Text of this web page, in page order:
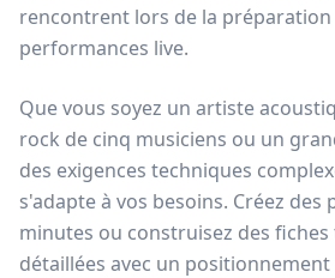
rencontrent lors de la préparation
performances live.
Que vous soyez un artiste
rock de cinq musiciens ou un
des exigences techniques
s'adapte à vos besoins. Créez des
minutes ou construisez des
détaillées avec un